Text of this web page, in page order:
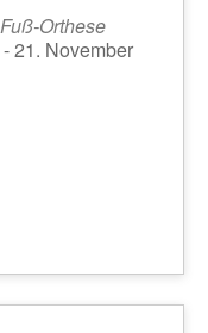
Orthese
21. November